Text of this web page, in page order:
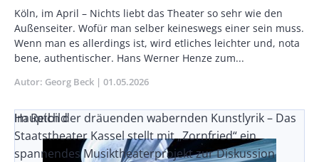
Vorspann
/
Teaser
Köln, im April – Nichts liebt das Theater so sehr wie den
Außenseiter. Wofür man selber keineswegs einer sein muss.
Wenn man es allerdings ist, wird etliches leichter und, nota
bene, authentischer. Hans Werner Henze zum...
Autor Georg Beck Publikationsdatum
01.05.2026
Im Reich der dräuenden wabernden Kunstlyrik – Das
Staatstheater Kassel stellt mit „Zornfried“ ein
spannendes Musiktheaterprojekt zur Diskussion
Hauptbild